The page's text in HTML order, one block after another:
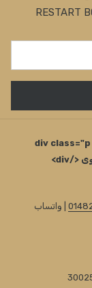
RESTART
<div
| واتساب